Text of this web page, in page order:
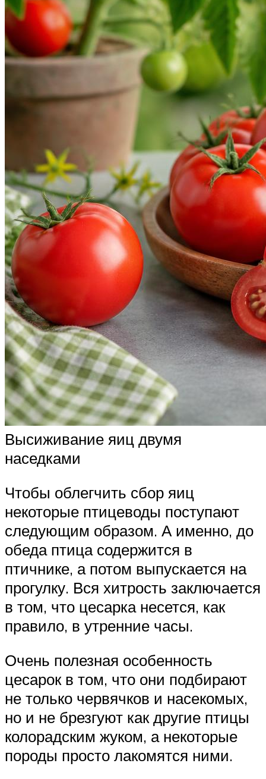
Высиживание яиц двумя
наседками
Чтобы облегчить сбор яиц
некоторые птицеводы поступают
следующим образом. А именно, до
обеда птица содержится в
птичнике, а потом выпускается на
прогулку. Вся хитрость заключается
в том, что цесарка несется, как
правило, в утренние часы.
Очень полезная особенность
цесарок в том, что они подбирают
не только червячков и насекомых,
но и не брезгуют как другие птицы
колорадским жуком, а некоторые
породы просто лакомятся ними.